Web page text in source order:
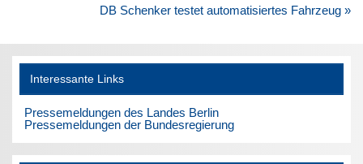
DB Schenker testet automatisiertes Fahrzeug »
Interessante Links
Pressemeldungen des Landes Berlin
Pressemeldungen der Bundesregierung